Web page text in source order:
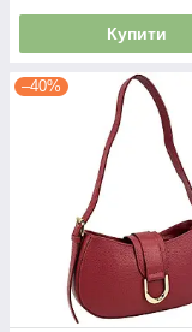
Купити
–40%